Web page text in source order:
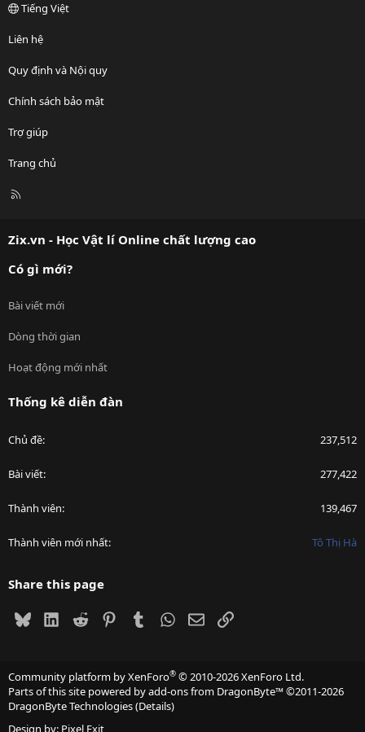
Tiếng Việt
Liên hệ
Quy định và Nội quy
Chính sách bảo mật
Trợ giúp
Trang chủ
R
Zix.vn - Học Vật lí Online chất lượng cao
Có gì mới?
Bài viết mới
Dòng thời gian
Hoạt động mới nhất
Thống kê diễn đàn
Chủ đề 237,512
Bài viết 277,422
Thành viên 139,467
Thành viên mới nhất Tô Thị Hà
Share this page
BlueskyLinkedIn
Reddit PinterestTumblrWhatsApp
EmailLink
Community platform by XenForo® © 2010-2026 XenForo Ltd.
Parts of this site powered byadd-ons from DragonByte™©2011-2026
DragonByte Technologies(Details)
Design by: Pixel Exit